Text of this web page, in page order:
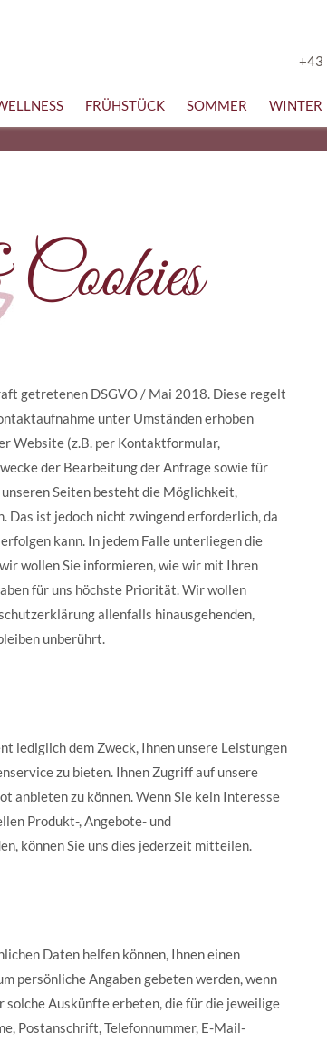
FRÜHSTÜCK SOMMER WINTER
+43
getretenen DSGVO / Mai 2018. Diese regelt
unter Umständen erhoben
Website (z.B. per Kontaktformular,
der Bearbeitung der Anfrage sowie für
Seiten besteht die Möglichkeit,
Das ist jedoch nicht zwingend erforderlich, da
kann. In jedem Falle unterliegen die
wollen Sie informieren, wie wir mit Ihren
für uns höchste Priorität. Wir wollen
allenfalls hinausgehenden,
unberührt.
lediglich dem Zweck, Ihnen unsere Leistungen
zu bieten. Ihnen Zugriff auf unsere
anbieten zu können. Wenn Sie kein Interesse
Produkt-, Angebote- und
können Sie uns dies jederzeit mitteilen.
Daten helfen können, Ihnen einen
persönliche Angaben gebeten werden, wenn
solche Auskünfte erbeten, die für die jeweilige
Postanschrift, Telefonnummer, E-Mail-